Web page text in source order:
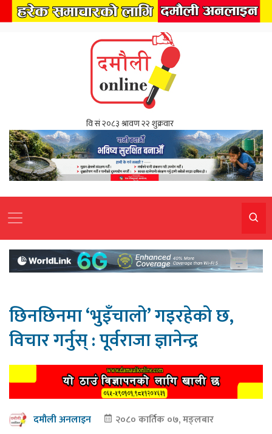
छिनछिनमा ‘भुइँचालो’ गइरहेको छ,
विचार गर्नुस् : पूर्वराजा ज्ञानेन्द्र
दमौली अनलाइन २०८० कार्तिक ०७, मङ्लबार